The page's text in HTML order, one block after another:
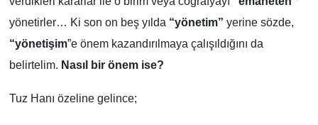
yönetirler… Ki son on beş yılda “yönetim” yerine sözde,
“yönetişim”e önem kazandırılmaya çalışıldığını da
belirtelim. Nasıl bir önem ise?
Tuz Hanı özeline gelince;